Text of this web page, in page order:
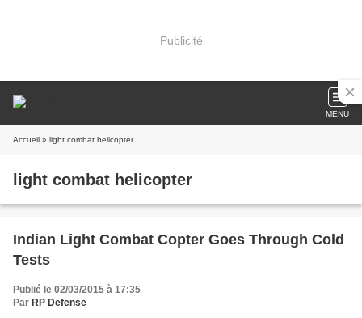
Publicité
MENU
Accueil » light combat helicopter
light combat helicopter
Indian Light Combat Copter Goes Through Cold
Tests
Publié le 02/03/2015 à 17:35
Par RP Defense